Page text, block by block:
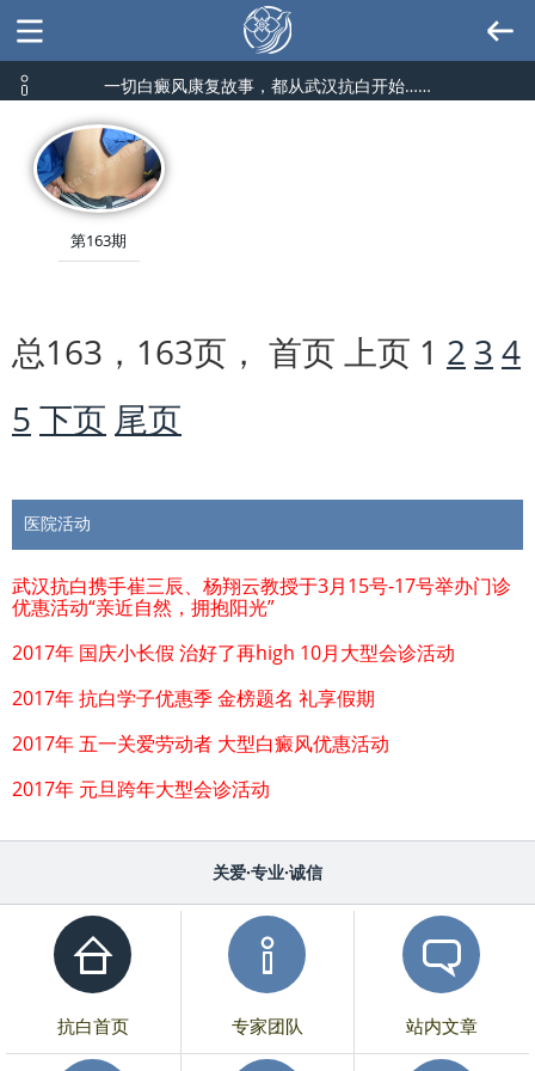
一切白癜风康复故事，都从武汉抗白开始……
第163期
总163，163页， 首页 上页 1 2 3 4
5 下页 尾页
医院活动
武汉抗白携手崔三辰、杨翔云教授于3月15号-17号举办门诊
优惠活动“亲近自然，拥抱阳光”
2017年 国庆小长假 治好了再high 10月大型会诊活动
2017年 抗白学子优惠季 金榜题名 礼享假期
2017年 五一关爱劳动者 大型白癜风优惠活动
2017年 元旦跨年大型会诊活动
关爱·专业·诚信
抗白首页 专家团队 站内文章